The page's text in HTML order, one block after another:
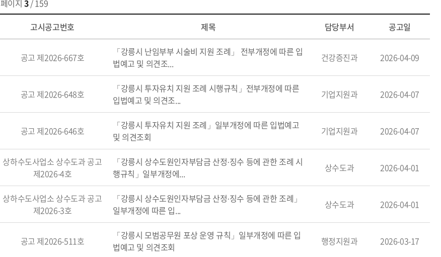
페이지3/ 159
고시공고번호 제목 담당부서 공고일
공고 제2026-667호
「강릉시 난임부부 시술비 지원 조례」 전부개정에 따른 입
법예고 및 의견조...
건강증진과 2026-04-09
공고 제2026-648호
「강릉시 투자유치 지원 조례 시행규칙」전부개정에 따른
입법예고 및 의견조...
기업지원과 2026-04-07
공고 제2026-646호
「강릉시 투자유치 지원 조례」일부개정에 따른 입법예고
및 의견조회
기업지원과 2026-04-07
상하수도사업소 상수도과 공고
제2026-4호
「강릉시 상수도원인자부담금 산정·징수 등에 관한 조례 시
행규칙」일부개정에...
상수도과 2026-04-01
상하수도사업소 상수도과 공고
제2026-3호
「강릉시 상수도원인자부담금 산정·징수 등에 관한 조례」
일부개정에 따른 입...
상수도과 2026-04-01
공고 제2026-511호
「강릉시 모범공무원 포상 운영 규칙」일부개정에 따른 입
법예고 및 의견조회
행정지원과 2026-03-17